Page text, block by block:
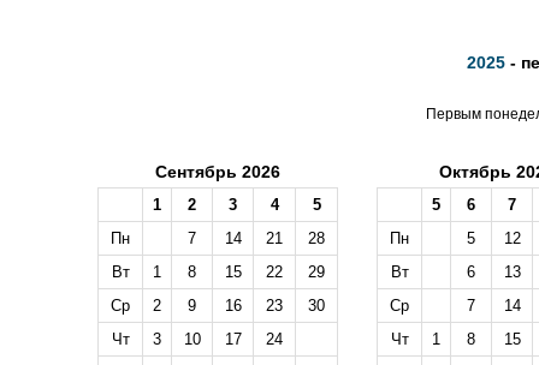
2025-
Первым
Сентябрь 2026
1 2 3 4
5
Пн
7 14 21
28
Вт
1 8 15 22
29
Ср
2 9 16 23
30
Чт
3 10 17
24
Октябрь
5 6
7
Пн
5
12
Вт
6
13
Ср
7
14
Чт
1 8
15